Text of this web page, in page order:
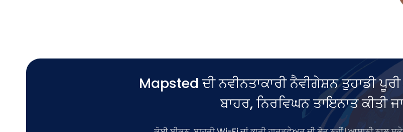
Mapsted ਦੀ ਨਵੀਨਤਾਕਾਰੀ ਨੈਵੀਗੇਸ਼ਨ ਤੁਹਾਡੀ
ਬਾਹਰ, ਨਿਰਵਿਘਨ ਤਾਇਨਾਤ ਕੀਤੀ